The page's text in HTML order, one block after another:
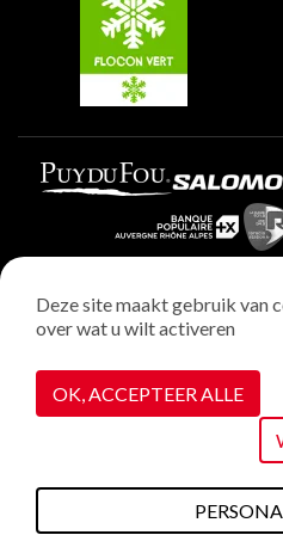
Plagne Aime 2000
Wettelijke vermeldingen
Privacybeleid
Realisatie : StudioJuillet
Cookiebeheer
Deze site maakt gebruik van
over wat u wilt activeren
OK, ACCEPTEER ALLE